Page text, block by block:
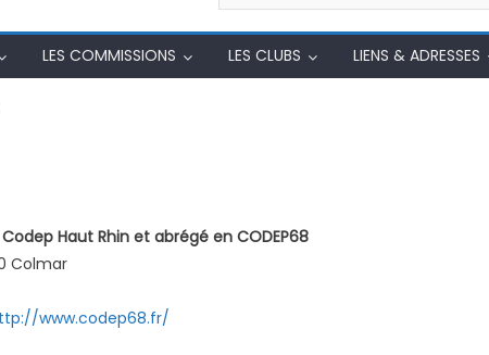
LES COMMISSIONS LES CLUBS LIENS & ADRESSES
Haut Rhin et abrégé en CODEP68
Colmar
www.codep68.fr/